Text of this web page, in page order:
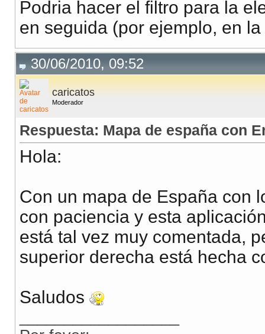
Podria hacer el filtro para la
en seguida (por ejemplo, en
30/06/2010, 09:52
caricatos
Moderador
Respuesta: Mapa de españa con
Hola:
Con un mapa de España con
con paciencia y esta
está tal vez muy comentada,
superior derecha está hecha
Saludos